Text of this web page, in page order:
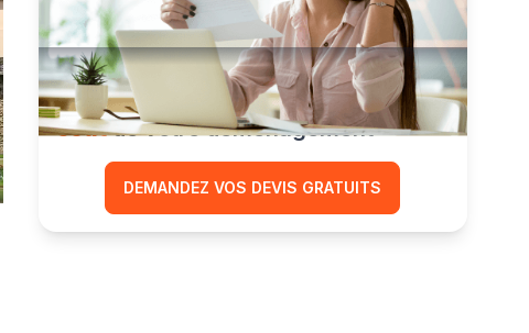
Comparez les prixet réduisez le
coûtde votre déménagement
DEMANDEZ VOS DEVIS GRATUITS